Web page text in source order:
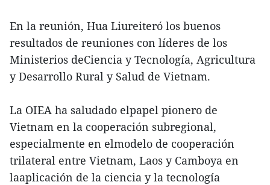
En la reunión, Hua Liureiteró los buenos
resultados de reuniones con líderes de los
Ministerios deCiencia y Tecnología, Agricultura
y Desarrollo Rural y Salud de Vietnam.
La OIEA ha saludado elpapel pionero de
Vietnam en la cooperación subregional,
especialmente en elmodelo de cooperación
trilateral entre Vietnam, Laos y Camboya en
laaplicación de la ciencia y la tecnología